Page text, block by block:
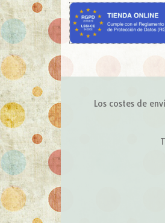
Los costes de